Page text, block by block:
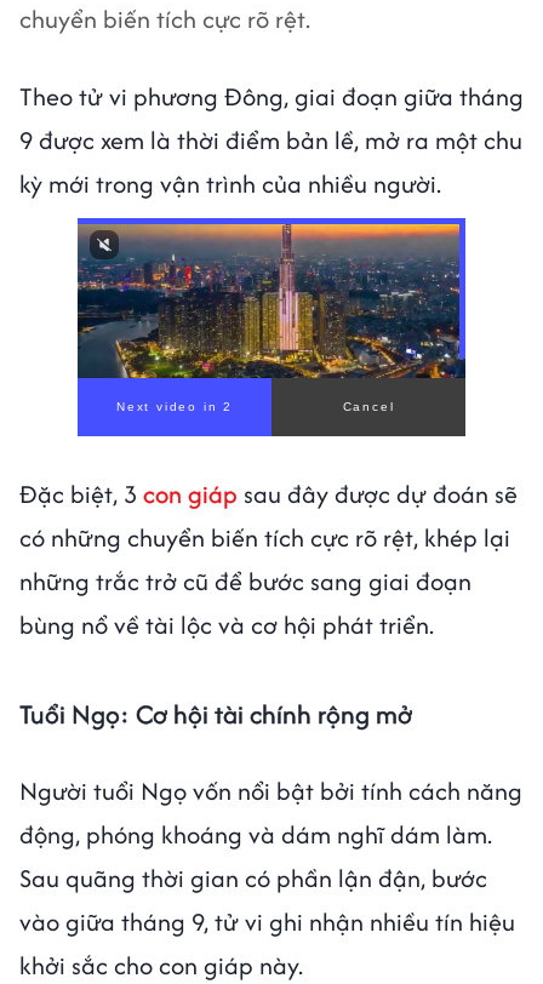
chuyển biến tích cực rõ rệt.
Theo tử vi phương Đông, giai đoạn giữa tháng
9 được xem là thời điểm bản lề, mở ra một chu
kỳ mới trong vận trình của nhiều người.
00:00/ 01:05
Đặc biệt, 3 con giáp sau đây được dự đoán sẽ
có những chuyển biến tích cực rõ rệt, khép lại
những trắc trở cũ để bước sang giai đoạn
bùng nổ về tài lộc và cơ hội phát triển.
Tuổi Ngọ: Cơ hội tài chính rộng mở
Người tuổi Ngọ vốn nổi bật bởi tính cách năng
động, phóng khoáng và dám nghĩ dám làm.
Sau quãng thời gian có phần lận đận, bước
vào giữa tháng 9, tử vi ghi nhận nhiều tín hiệu
khởi sắc cho con giáp này.